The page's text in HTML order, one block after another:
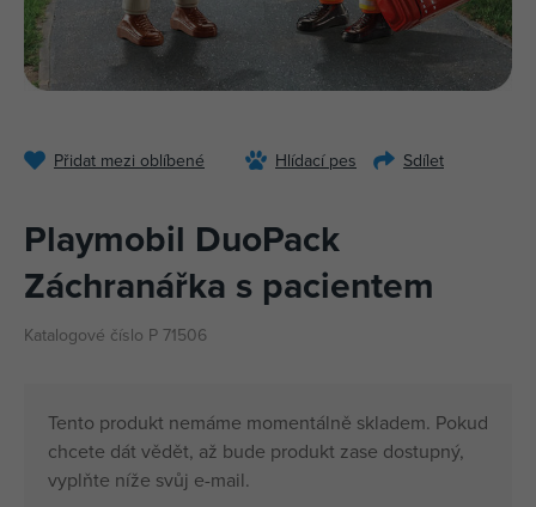
Přidat mezi oblíbené Hlídací pes Sdílet
Playmobil DuoPack
Záchranářka s pacientem
Katalogové číslo P 71506
Tento produkt nemáme momentálně skladem. Pokud
chcete dát vědět, až bude produkt zase dostupný,
vyplňte níže svůj e-mail.